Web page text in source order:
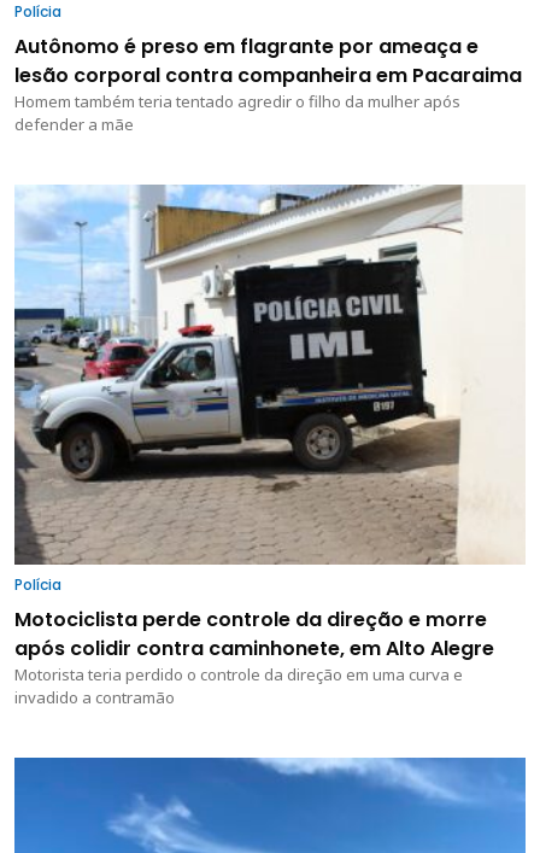
Polícia
Autônomo é preso em flagrante por ameaça e
lesão corporal contra companheira em Pacaraima
Homem também teria tentado agredir o filho da mulher após
defender a mãe
Polícia
Motociclista perde controle da direção e morre
após colidir contra caminhonete, em Alto Alegre
Motorista teria perdido o controle da direção em uma curva e
invadido a contramão